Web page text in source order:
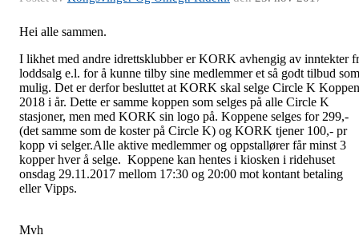
Hei alle sammen.
I likhet med andre idrettsklubber er KORK avhengig av inntekter
loddsalg e.l. for å kunne tilby sine medlemmer et så godt tilbud som
mulig. Det er derfor besluttet at KORK skal selge Circle K Koppen
2018 i år. Dette er samme koppen som selges på alle Circle K
stasjoner, men med KORK sin logo på. Koppene selges for 299,-
(det samme som de koster på Circle K) og KORK tjener 100,- pr
kopp vi selger.Alle aktive medlemmer og oppstallører får minst 3
kopper hver å selge. Koppene kan hentes i kiosken i ridehuset
onsdag 29.11.2017 mellom 17:30 og 20:00 mot kontant betaling
eller Vipps.
Mvh